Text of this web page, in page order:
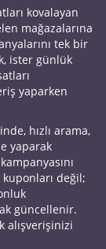
kovalayan
mağazalarına
tek bir
ister günlük
yaparken
hızlı arama,
yaparak
değil;
güncellenir.
alışverişinizi